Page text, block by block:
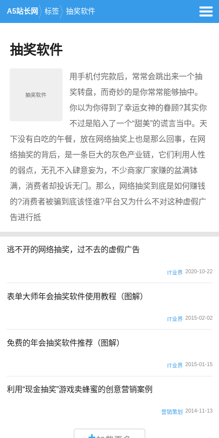
A5站长网 标签 抽奖软件
抽奖软件
用手机付完款后，常常会跳出来一个抽
奖转盘，而奇妙的是你常常能够抽中。
你以为你得到了幸运女神的眷顾?其实你
不过是陷入了一个“甜美”的谎言当中。天
下没有白吃的午餐，放在网络抽奖上也是那么回事，在网
络抽奖的背后，是一条巨大的灰色产业链，它们利用人性
的弱点，无孔不入肆意妄为，不少商家厂家赚的盆满钵
满，消费者却投诉无门。那么，网络抽奖到底是如何赚钱
的?消费者被骗到底该怪谁?平台又为什么不对这种虚假广
告进行抵
逃不开的网络抽奖，过不去的虚假广告
IT业界 2020-10-22
表单大师年会抽奖软件使用教程（图解）
IT业界 2015-02-02
免费的年会抽奖软件推荐（图解）
IT业界 2015-01-15
利用“现金抽奖”游戏卖蜂蜜的创意营销案例
营销策划 2014-11-13